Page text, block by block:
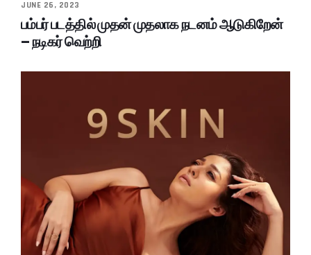
JUNE 26, 2023
பம்பர் படத்தில் முதன் முதலாக நடனம் ஆடுகிறேன்
– நடிகர் வெற்றி